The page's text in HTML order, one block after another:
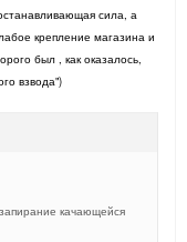
сила, а
крепление магазина и
был , как оказалось,
взвода")
качающейся